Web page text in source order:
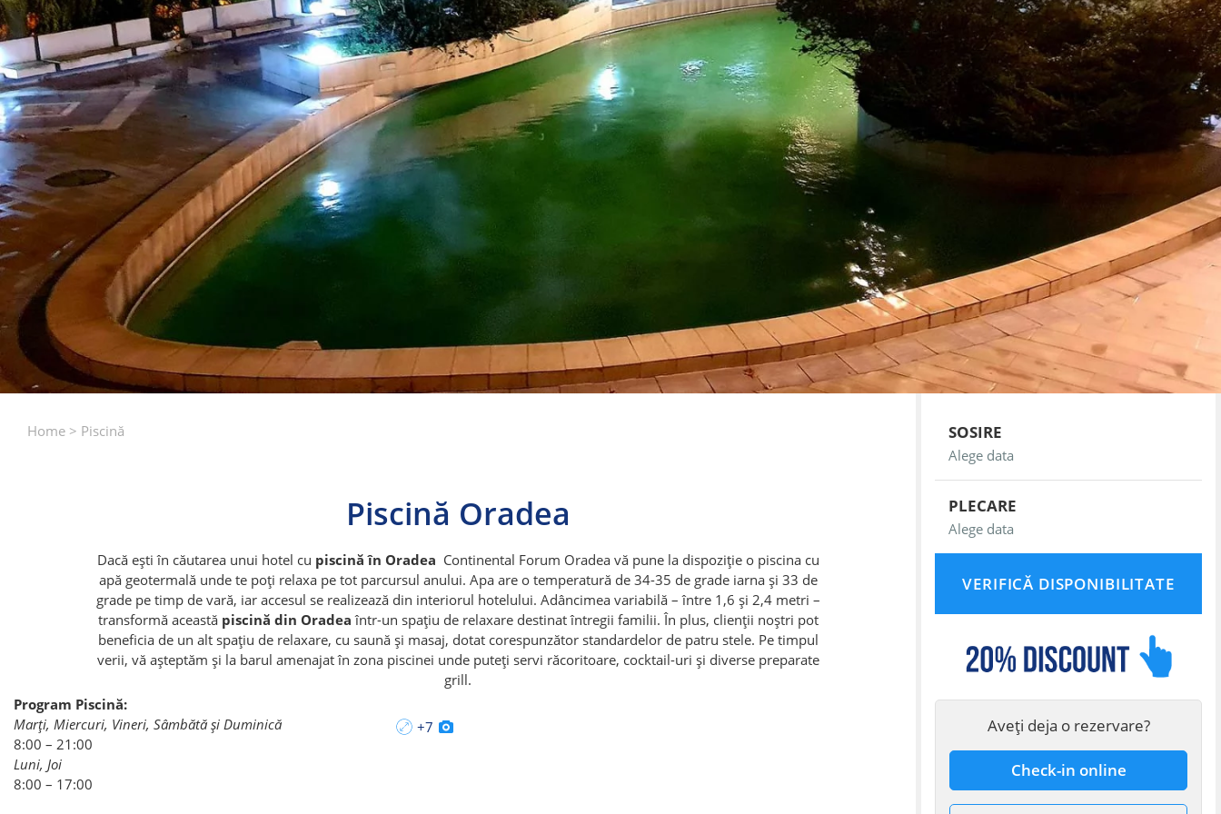
Home > Piscină
Piscină Oradea
Dacă ești în căutarea unui hotel cu piscină în Oradea Continental Forum Oradea vă pune la dispoziție o piscina cu
apă geotermală unde te poți relaxa pe tot parcursul anului. Apa are o temperatură de 34-35 de grade iarna și 33 de
grade pe timp de vară, iar accesul se realizează din interiorul hotelului. Adâncimea variabilă – între 1,6 și 2,4 metri –
transformă această piscină din Oradea într-un spațiu de relaxare destinat întregii familii. În plus, clienții noștri pot
beneficia de un alt spațiu de relaxare, cu saună și masaj, dotat corespunzător standardelor de patru stele. Pe timpul
verii, vă așteptăm și la barul amenajat în zona piscinei unde puteți servi răcoritoare, cocktail-uri și diverse preparate
grill.
Program Piscină:
Marți, Miercuri, Vineri, Sâmbătă și Duminică
8:00 – 21:00
Luni, Joi
8:00 – 17:00
+7
SOSIRE
PLECARE
Aveți deja o rezervare?
Check-in online